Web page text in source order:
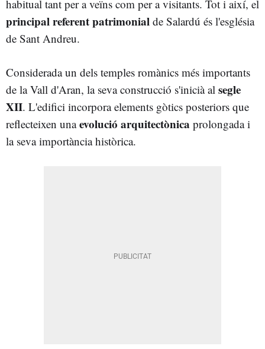
habitual tant per a veïns com per a visitants. Tot i així, el
principal referent patrimonial de Salardú és l'església
de Sant Andreu.
Considerada un dels temples romànics més importants
de la Vall d'Aran, la seva construcció s'inicià al segle
XII. L'edifici incorpora elements gòtics posteriors que
reflecteixen unaevolució arquitectònica prolongada i
la seva importància històrica.